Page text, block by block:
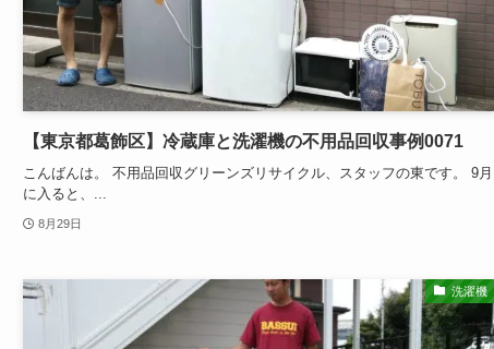
【東京都葛飾区】冷蔵庫と洗濯機の不用品回収事例0071
こんばんは。 不用品回収グリーンズリサイクル、スタッフの東です。 9月
に入ると、...
8月29日
洗濯機